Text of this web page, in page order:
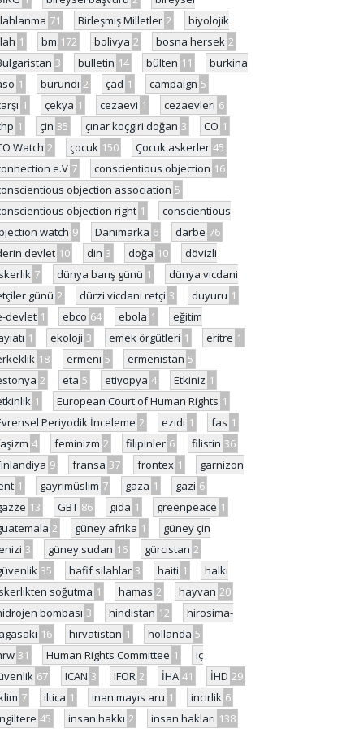
71 Birleşmiş Milletler 2
biyolojik
1 bm 172 bolivya 2 bosna hersek 2
3 bulletin 14 bülten 11
burkina
1 burundi 2 çad 1 campaign 5
1 çekya 1 cezaevi 1 cezaevleri 6
1 çin 35 çınar koçgiri doğan 3 CO 1
Watch 2 çocuk 150 Çocuk askerler 45
e.V 7 conscientious objection 16
objection association 5
objection right 1
conscientious
watch 9 Danimarka 6 darbe 76
devlet 10 din 3 doğa 10
dövizli
7 dünya barış günü 1
dünya vicdani
günü 2 dürzi vicdani retçi 3 duyuru 1
devlet 1 ebco 64 ebola 1
eğitim
1 ekoloji 3 emek örgütleri 1 eritre 1
18 ermeni 5 ermenistan 5
2 eta 5 etiyopya 4 Etkiniz 1
1 European Court of Human Rights 1
Periyodik İnceleme 2 ezidi 1 fas 1
4 feminizm 2 filipinler 6 filistin 36
9 fransa 37 frontex 1
garnizon
1 gayrimüslim 7 gaza 1 gazi 6
13 GBT 86 gıda 1 greenpeace 1
2 güney afrika 1
güney çin
3 güney sudan 16 gürcistan 2
35 hafif silahlar 3 haiti 1
halkı
soğutma 1 hamas 2 hayvan 20
bombası 3 hindistan 12
hirosima-
16 hırvatistan 1 hollanda 5
31 Human Rights Committee 1
iç
67 ICAN 3 IFOR 2 İHA 41 İHD 29
7 iltica 1 inan mayıs aru 1 incirlik 6
45 insan hakkı 2 insan hakları 138